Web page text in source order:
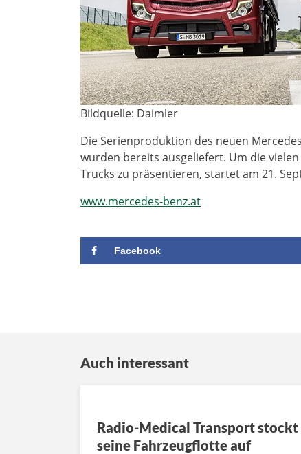
Bildquelle: Daimler
Die Serienproduktion des neuen
wurden bereits ausgeliefert. Um die
Trucks zu präsentieren, startet am 21.
www.mercedes-benz.at
Facebook
Auch interessant
Radio-Medical Transport stockt
seine Fahrzeugflotte auf